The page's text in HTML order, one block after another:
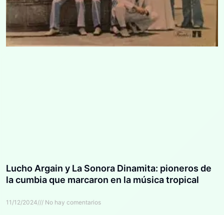
Lucho Argain y La Sonora Dinamita: pioneros de
la cumbia que marcaron en la música tropical
11/12/2024 No hay comentarios